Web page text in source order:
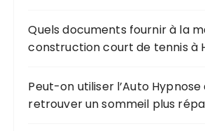
u
r
:
Quels documents fournir à la
construction court de tennis à
Peut-on utiliser l’Auto Hypnose
retrouver un sommeil plus